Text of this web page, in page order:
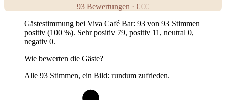
93 Bewertungen ·€€€
Gästestimmung bei Viva Café Bar: 93 von 93 Stimmen
positiv (100 %). Sehr positiv 79, positiv 11, neutral 0,
negativ 0.
Wie bewerten die Gäste?
Alle 93 Stimmen, ein Bild: rundum zufrieden.